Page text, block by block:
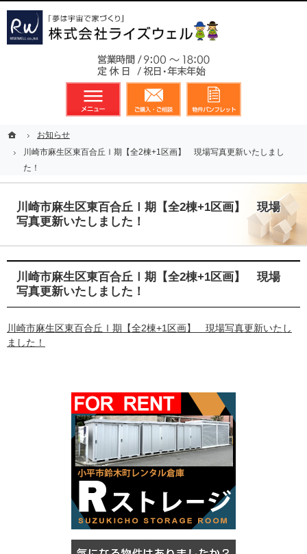
ホームお知らせ
川崎市麻生区東百合丘Ⅰ期【全2棟+1区画】 現場写真更新いたしまし
た！
川崎市麻生区東百合丘Ⅰ期【全2棟+1区画】 現場
写真更新いたしました！
川崎市麻生区東百合丘Ⅰ期【全2棟+1区画】 現場
写真更新いたしました！
川崎市麻生区東百合丘Ⅰ期【全2棟+1区画】 現場写真更新いたし
ました！
メニュー 資料請求・お問合せ
ホームお知らせ
川崎市麻生区東百合丘Ⅰ期【全2棟+1区画】 現場写真更新いたしまし
た！